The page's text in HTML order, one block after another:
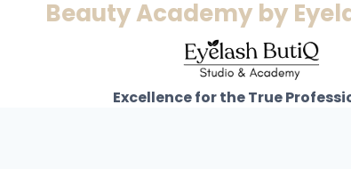
Beauty Academy by
Excellence for the True